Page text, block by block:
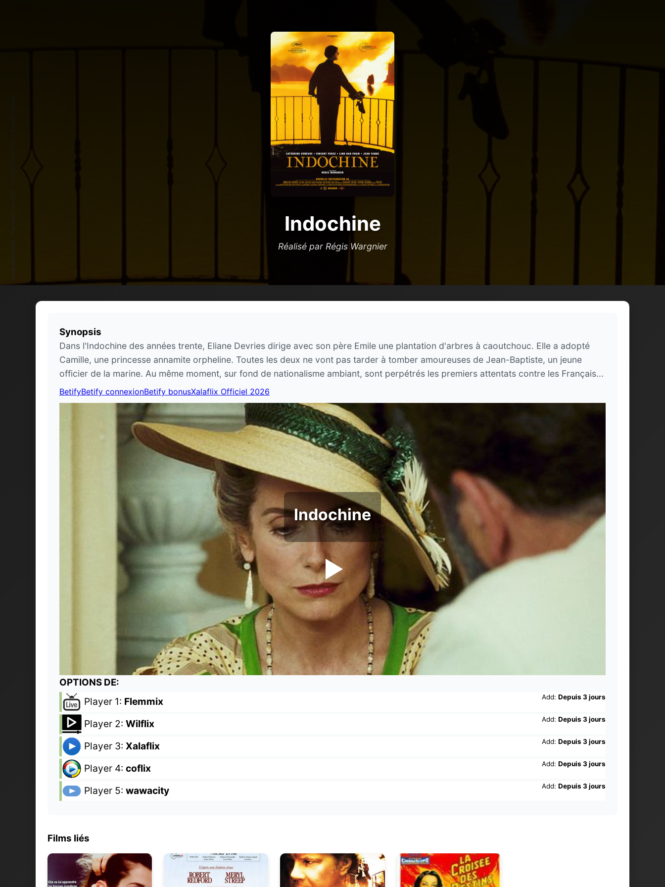
Indochine
Réalisé par Régis Wargnier
Synopsis
Dans l'Indochine des années trente, Eliane Devries dirige avec son père Emile une plantation d'arbres à caoutchouc. Elle a adopté
Camille, une princesse annamite orpheline. Toutes les deux ne vont pas tarder à tomber amoureuses de Jean-Baptiste, un jeune
officier de la marine. Au même moment, sur fond de nationalisme ambiant, sont perpétrés les premiers attentats contre les Français...
BetifyBetify connexionBetify bonusXalaflix Officiel 2026
Indochine
OPTIONS DE:
Player 1: Flemmix Add: Depuis 3 jours
Player 2: Wilflix Add: Depuis 3 jours
Player 3: Xalaflix Add: Depuis 3 jours
Player 4: coflix Add: Depuis 3 jours
Player 5: wawacity Add: Depuis 3 jours
Films liés